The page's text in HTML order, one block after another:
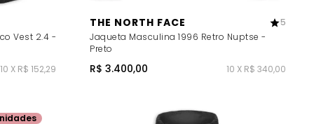
Vest 2.4 -
10 X R$ 152,29
THE NORTH FACE
5
Jaqueta Masculina 1996 Retro Nuptse -
Preto
R$ 3.400,00 10 X R$ 340,00